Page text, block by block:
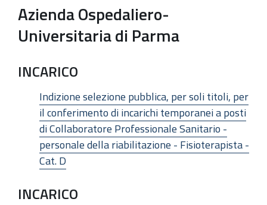
Azienda Ospedaliero-
Universitaria di Parma
INCARICO
Indizione selezione pubblica, per soli titoli, per
il conferimento di incarichi temporanei a posti
di Collaboratore Professionale Sanitario -
personale della riabilitazione - Fisioterapista -
Cat. D
INCARICO